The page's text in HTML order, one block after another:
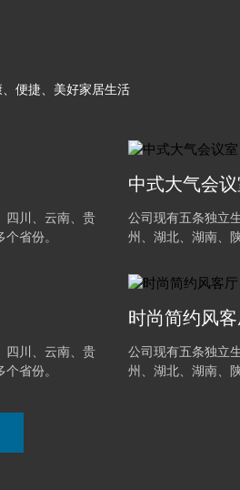
便捷、美好家居生活
四川、云南、贵
省份。
中式大气会
公司现有五条独立
州、湖北、湖南、
四川、云南、贵
省份。
时尚简约风
公司现有五条独立
州、湖北、湖南、